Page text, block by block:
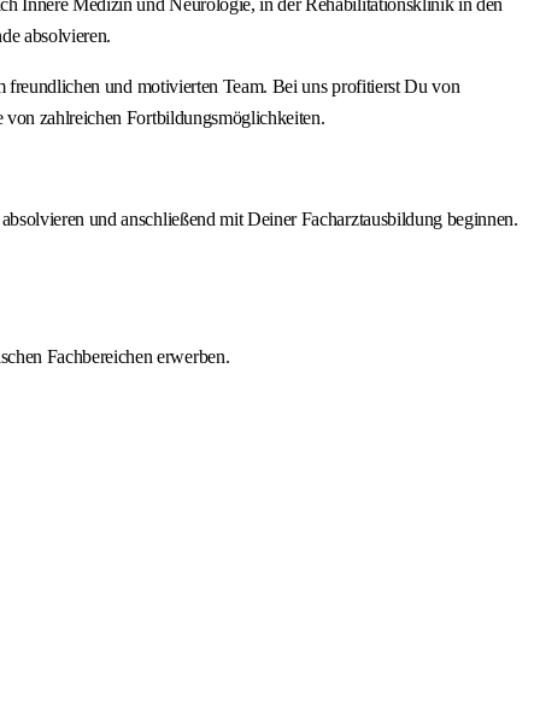
Innere Medizin und Neurologie, in der Rehabilitationsklinik in den
absolvieren.
und motivierten Team. Bei uns profitierst Du von
von zahlreichen Fortbildungsmöglichkeiten.
und anschließend mit Deiner Facharztausbildung beginnen.
Fachbereichen erwerben.